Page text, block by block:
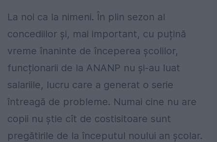
La noi ca la nimeni. În plin sezon al
concediilor și, mai important, cu puțină
vreme înaninte de începerea școlilor,
funcționarii de la ANANP nu și-au luat
salariile, lucru care a generat o serie
întreagă de probleme. Numai cine nu are
copii nu știe cît de costisitoare sunt
pregătirile de la începutul noului an școlar.